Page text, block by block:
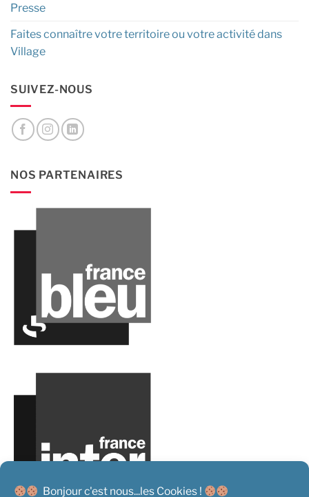
Bonjour c'est nous...les Cookies !
Presse
Faites connaître votre territoire ou votre activité dans
Village
SUIVEZ-NOUS
NOS PARTENAIRES